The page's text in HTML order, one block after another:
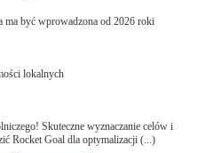
ma być wprowadzona od 2026 roki
lokalnych
Skuteczne wyznaczanie celów i
Rocket Goal dla optymalizacji (...)